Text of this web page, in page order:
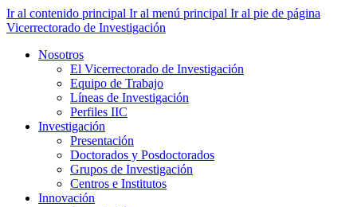
Ir al contenido principal Ir al menú principal Ir al pie de página
Vicerrectorado de Investigación
Nosotros
El Vicerrectorado de Investigación
Equipo de Trabajo
Líneas de Investigación
Perfiles IIC
Investigación
Presentación
Doctorados y Posdoctorados
Grupos de Investigación
Centros e Institutos
Innovación